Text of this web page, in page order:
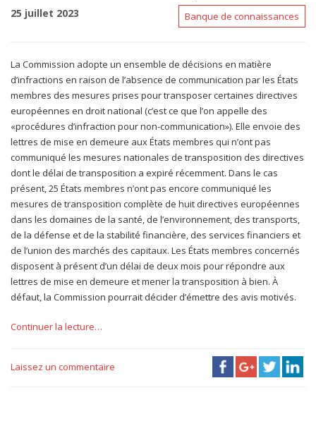
25 juillet 2023 Banque de connaissances
La Commission adopte un ensemble de décisions en matière
d’infractions en raison de l’absence de communication par les États
membres des mesures prises pour transposer certaines directives
européennes en droit national (c’est ce que l’on appelle des
«procédures d’infraction pour non-communication»). Elle envoie des
lettres de mise en demeure aux États membres qui n’ont pas
communiqué les mesures nationales de transposition des directives
dont le délai de transposition a expiré récemment. Dans le cas
présent, 25 États membres n’ont pas encore communiqué les
mesures de transposition complète de huit directives européennes
dans les domaines de la santé, de l’environnement, des transports,
de la défense et de la stabilité financière, des services financiers et
de l’union des marchés des capitaux. Les États membres concernés
disposent à présent d’un délai de deux mois pour répondre aux
lettres de mise en demeure et mener la transposition à bien. À
défaut, la Commission pourrait décider d’émettre des avis motivés.
Continuer la lecture…
Laissez un commentaire